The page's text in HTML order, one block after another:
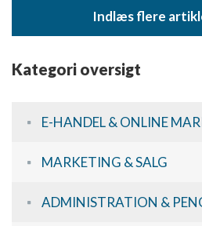
Indlæs flere
Kategori oversigt
E-HANDEL & ONLINE
MARKETING & SALG
ADMINISTRATION &